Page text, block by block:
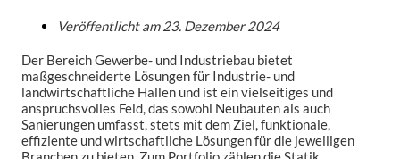
Veröffentlicht am23. Dezember 2024
Der Bereich Gewerbe- und Industriebau bietet
maßgeschneiderte Lösungen für Industrie- und
landwirtschaftliche Hallen und ist ein vielseitiges und
anspruchsvolles Feld, das sowohl Neubauten als auch
Sanierungen umfasst, stets mit dem Ziel, funktionale,
effiziente und wirtschaftliche Lösungen für die jeweiligen